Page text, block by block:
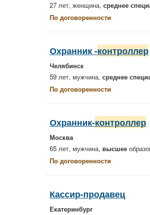
27 лет, женщина, среднее
По договоренности
Охранник -контроллер
Челябинск
59 лет, мужчина, среднее
По договоренности
Охранник-контроллер
Москва
65 лет, мужчина, высшее
По договоренности
Кассир-продавец
Екатеринбург